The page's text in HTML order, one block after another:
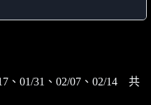
、01/31、02/07、02/14 共